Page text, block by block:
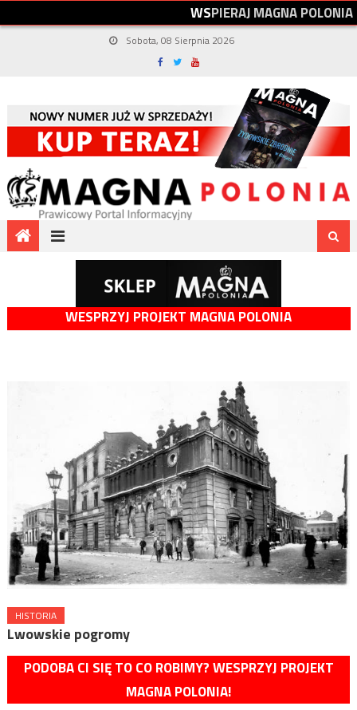
WSPIERAJMAGNAPOLONIA
Sobota, 08 Sierpnia 2026
WESPRZYJ PROJEKT MAGNA POLONIA
HISTORIA
Lwowskie pogromy
PODOBA CI SIĘ TO CO ROBIMY? WESPRZYJ PROJEKT
MAGNA POLONIA!